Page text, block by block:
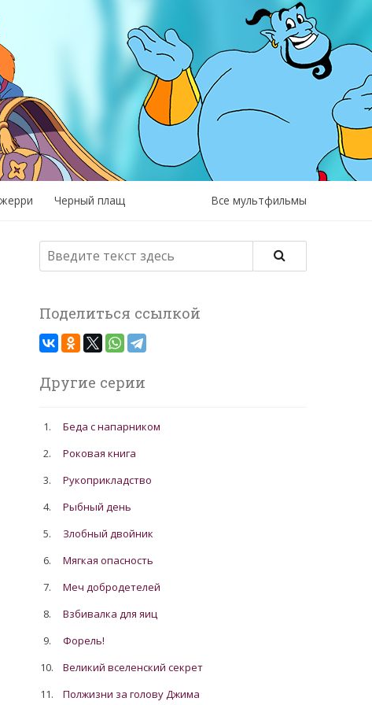
Черный плащ Все мультфильмы
Поделиться ссылкой
Другие серии
1.
Беда с напарником
2.
Роковая книга
3.
Рукоприкладство
4.
Рыбный день
5.
Злобный двойник
6.
Мягкая опасность
7.
Меч добродетелей
8.
Взбивалка для яиц
9.
Форель!
10.
Великий вселенский секрет
11.
Полжизни за голову Джима